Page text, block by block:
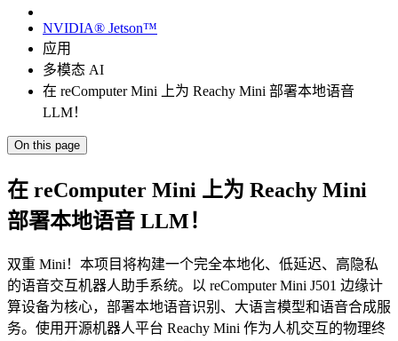
NVIDIA® Jetson™
应用
多模态 AI
在 reComputer Mini 上为 Reachy Mini 部署本地语音
LLM！
On this page
在 reComputer Mini 上为 Reachy Mini
部署本地语音 LLM！
双重 Mini！本项目将构建一个完全本地化、低延迟、高隐私
的语音交互机器人助手系统。以 reComputer Mini J501 边缘计
算设备为核心，部署本地语音识别、大语言模型和语音合成服
务。使用开源机器人平台 Reachy Mini 作为人机交互的物理终